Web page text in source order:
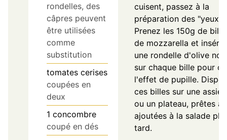
rondelles, des
câpres peuvent
être utilisées
comme
substitution
tomates cerises
coupées en
deux
1 concombre
coupé en dés
cuisent, passez à la
préparation des "yeux".
Prenez les 150g de
de mozzarella et
une rondelle d'olive
sur chaque bille pour
l'effet de pupille.
ces billes sur une
ou un plateau, prêtes à
ajoutées à la salade
tard.